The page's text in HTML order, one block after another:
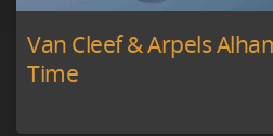
Van Cleef & Arpels
Time